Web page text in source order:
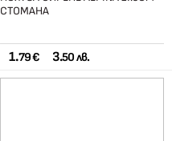
СТОМАНА
1.79 € 3.50 лв.